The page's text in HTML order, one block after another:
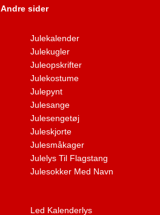
Andre sider
Julekalender
Julekugler
Juleopskrifter
Julekostume
Julepynt
Julesange
Julesengetøj
Juleskjorte
Julesmåkager
Julelys Til Flagstang
Julesokker Med Navn
Led Kalenderlys